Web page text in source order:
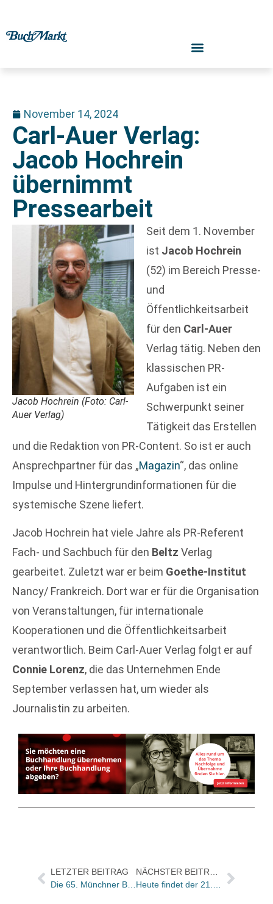
November 14, 2024
Carl-Auer Verlag:
Jacob Hochrein
übernimmt
Pressearbeit
Jacob Hochrein (Foto: Carl-
Auer Verlag)
Seit dem 1. November
ist Jacob Hochrein
(52) im Bereich Presse-
und
Öffentlichkeitsarbeit
für den Carl-Auer
Verlag tätig. Neben den
klassischen PR-
Aufgaben ist ein
Schwerpunkt seiner
Tätigkeit das Erstellen
und die Redaktion von PR-Content. So ist er auch
Ansprechpartner für das „Magazin“, das online
Impulse und Hintergrundinformationen für die
systemische Szene liefert.
Jacob Hochrein hat viele Jahre als PR-Referent
Fach- und Sachbuch für den Beltz Verlag
gearbeitet. Zuletzt war er beim Goethe-Institut
Nancy/ Frankreich. Dort war er für die Organisation
von Veranstaltungen, für internationale
Kooperationen und die Öffentlichkeitsarbeit
verantwortlich. Beim Carl-Auer Verlag folgt er auf
Connie Lorenz, die das Unternehmen Ende
September verlassen hat, um wieder als
Journalistin zu arbeiten.
LETZTER BEITRAG
Die 65. Münchner Bücherschau ist eröffnet